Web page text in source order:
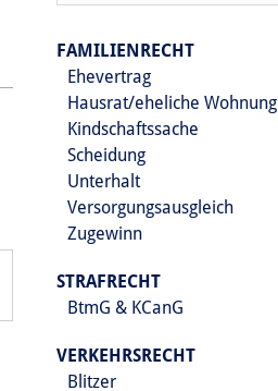
FAMILIENRECHT
Ehevertrag
Hausrat/eheliche Wohnung
Kindschaftssache
Scheidung
Unterhalt
Versorgungsausgleich
Zugewinn
STRAFRECHT
BtmG & KCanG
VERKEHRSRECHT
Blitzer